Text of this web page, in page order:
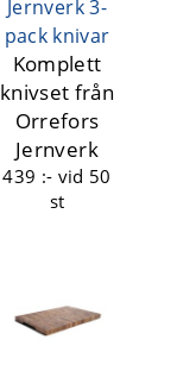
Jernverk 3-
pack knivar
Komplett
knivset från
Orrefors
Jernverk
439 :- vid 50
st